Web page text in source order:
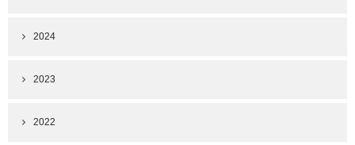
2024
2023
2022